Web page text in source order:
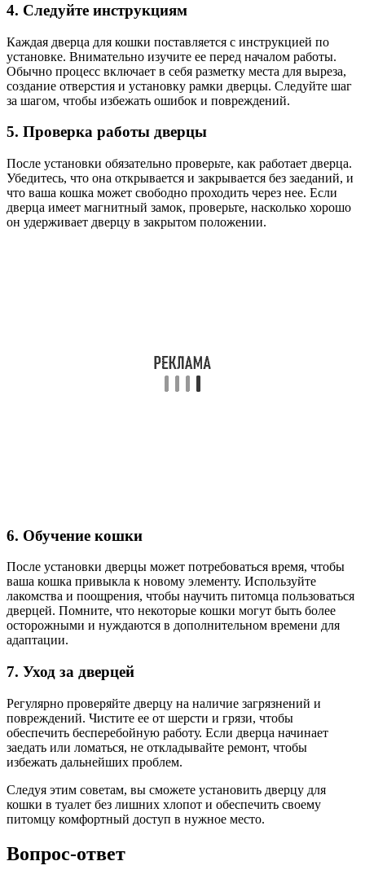
4. Следуйте инструкциям
Каждая дверца для кошки поставляется с инструкцией по
установке. Внимательно изучите ее перед началом работы.
Обычно процесс включает в себя разметку места для выреза,
создание отверстия и установку рамки дверцы. Следуйте шаг
за шагом, чтобы избежать ошибок и повреждений.
5. Проверка работы дверцы
После установки обязательно проверьте, как работает дверца.
Убедитесь, что она открывается и закрывается без заеданий, и
что ваша кошка может свободно проходить через нее. Если
дверца имеет магнитный замок, проверьте, насколько хорошо
он удерживает дверцу в закрытом положении.
6. Обучение кошки
После установки дверцы может потребоваться время, чтобы
ваша кошка привыкла к новому элементу. Используйте
лакомства и поощрения, чтобы научить питомца пользоваться
дверцей. Помните, что некоторые кошки могут быть более
осторожными и нуждаются в дополнительном времени для
адаптации.
7. Уход за дверцей
Регулярно проверяйте дверцу на наличие загрязнений и
повреждений. Чистите ее от шерсти и грязи, чтобы
обеспечить бесперебойную работу. Если дверца начинает
заедать или ломаться, не откладывайте ремонт, чтобы
избежать дальнейших проблем.
Следуя этим советам, вы сможете установить дверцу для
кошки в туалет без лишних хлопот и обеспечить своему
питомцу комфортный доступ в нужное место.
Вопрос-ответ